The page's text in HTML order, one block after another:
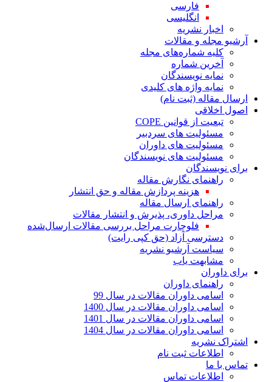
فارسی
انگلیسی
اخبار نشریه
آرشیو مجله و مقالات
کلیه شماره‌های مجله
آخرین شماره
نمایه نویسندگان
نمایه واژه های کلیدی
ارسال مقاله (ثبت نام)
اصول اخلاقی
تبعیت از قوانین COPE
مسئولیت های سردبیر
مسئولیت های داوران
مسئولیت های نویسندگان
برای نویسندگان
راهنمای نگارش مقاله
هزینه پردازش مقاله و حق انتشار
راهنمای ارسال مقاله
مراحل داوری، پذیرش و انتشار مقالات
فلوچارت مراحل بررسی مقالات ارسال‌شده
دسترسی آزاد (حق کپی رایت)
سیاست آرشیو نشریه
مشابهت یاب
برای داوران
راهنمای داوران
اسامی داوران مقالات در سال 99
اسامی داوران مقالات در سال 1400
اسامی داوران مقالات در سال 1401
اسامی داوران مقالات در سال 1404
اشتراک نشریه
اطلاعات ثبت نام
تماس با ما
اطلاعات تماس